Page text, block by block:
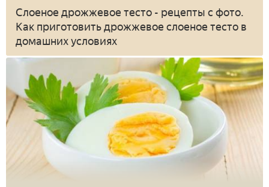
Слоеное дрожжевое тесто - рецепты с фото.
Как приготовить дрожжевое слоеное тесто в
домашних условиях